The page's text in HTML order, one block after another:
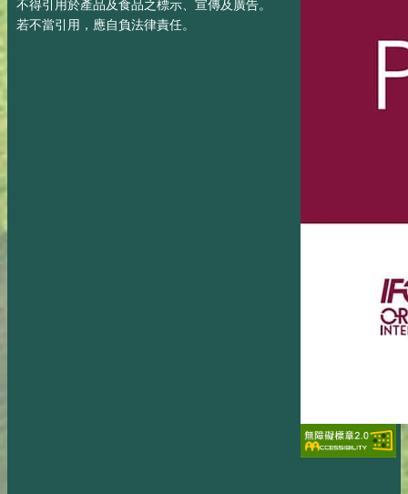
不得引用於產品及食品之標示、宣傳及廣告。
若不當引用，應自負法律責任。